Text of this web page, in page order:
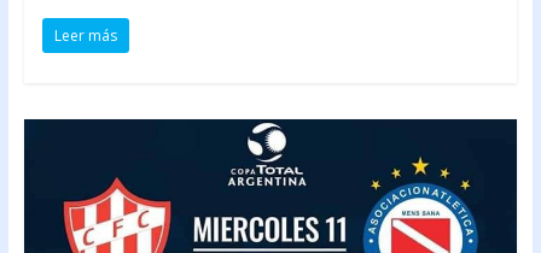
Leer más